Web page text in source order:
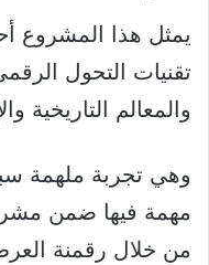
يمثل هذا المشروع
تقنيات التحول
والمعالم التاريخية
وهي تجربة
مهمة فيها ضمن
من خلال رقمنة